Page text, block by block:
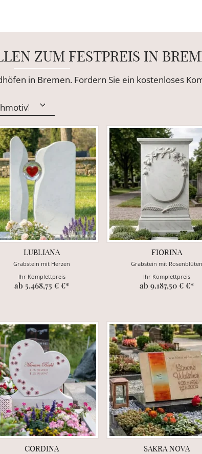
ZUM FESTPREIS IN
in Bremen. Fordern Sie ein kostenloses
LUBLIANA
Grabstein mit Herzen
Ihr Komplettpreis
ab 5.468,75 € €*
FIORINA
Grabstein mit Rosenblüten
Ihr Komplettpreis
ab 9.187,50 € €*
CORDINA SAKRA NOVA